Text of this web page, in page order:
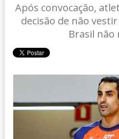
Após convocação,
decisão de não
Brasil não